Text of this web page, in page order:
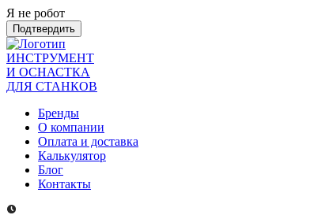
Я не робот
Подтвердить
ИНСТРУМЕНТ
И ОСНАСТКА
ДЛЯ СТАНКОВ
Бренды
О компании
Оплата и доставка
Калькулятор
Блог
Контакты